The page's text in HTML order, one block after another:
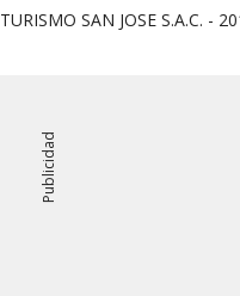
TURISMO SAN JOSE S.A.C. -
Publicidad